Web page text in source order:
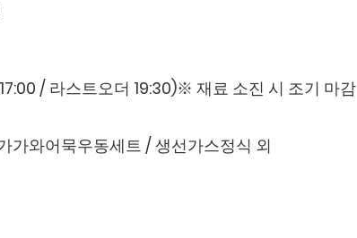
/ 라스트오더 19:30)※ 재료 소진 시 조기 마감
가와어묵우동세트 / 생선가스정식 외